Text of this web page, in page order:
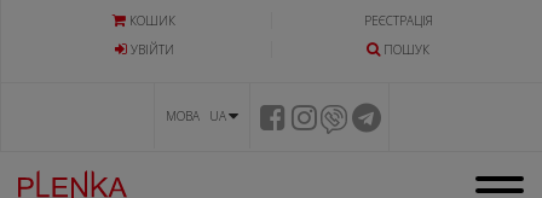
КОШИК
РЕЄСТРАЦІЯ
УВIЙТИ
ПОШУК
МОВА UA